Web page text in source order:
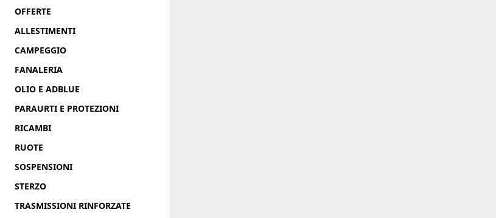
OFFERTE
ALLESTIMENTI
CAMPEGGIO
FANALERIA
OLIO E ADBLUE
PARAURTI E PROTEZIONI
RICAMBI
RUOTE
SOSPENSIONI
STERZO
TRASMISSIONI RINFORZATE